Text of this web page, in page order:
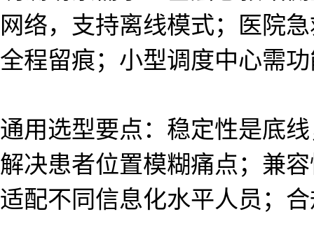
网络，支持离线模式；医院
全程留痕；小型调度中心需
通用选型要点：稳定性是底
解决患者位置模糊痛点；兼
适配不同信息化水平人员；